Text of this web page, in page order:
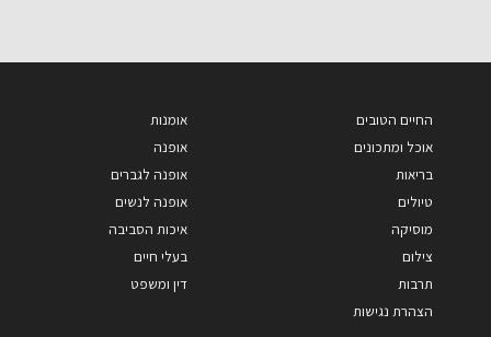
החיים הטובים
אוכל ומתכונים
בריאות
טיולים
מוסיקה
צילום
תרבות
הצהרת נגישות
אומנות
אופנה
אופנה לגברים
אופנה לנשים
איכות הסביבה
בעלי חיים
דין ומשפט